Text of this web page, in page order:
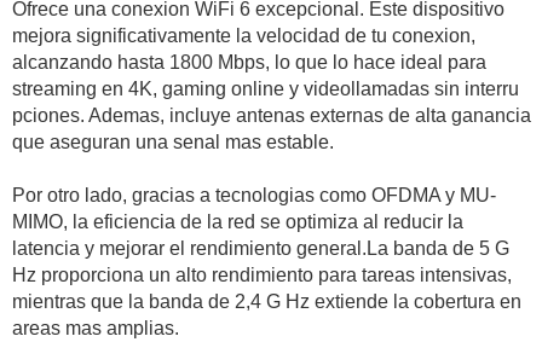
Ofrece una conexion WiFi 6 excepcional. Este dispositivo
mejora significativamente la velocidad de tu conexion,
alcanzando hasta 1800 Mbps, lo que lo hace ideal para
streaming en 4K, gaming online y videollamadas sin interru
pciones. Ademas, incluye antenas externas de alta ganancia
que aseguran una senal mas estable.
Por otro lado, gracias a tecnologias como OFDMA y MU-
MIMO, la eficiencia de la red se optimiza al reducir la
latencia y mejorar el rendimiento general.La banda de 5 G
Hz proporciona un alto rendimiento para tareas intensivas,
mientras que la banda de 2,4 G Hz extiende la cobertura en
areas mas amplias.